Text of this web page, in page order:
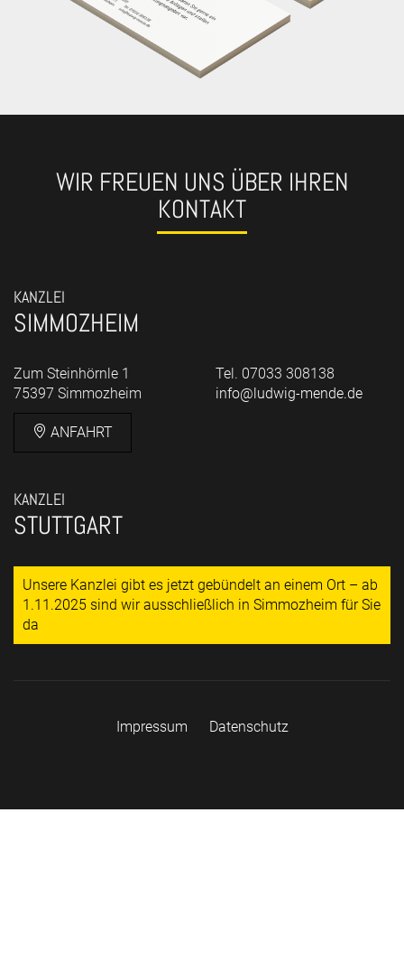
WIR FREUEN UNS ÜBER IHREN
KONTAKT
KANZLEI
SIMMOZHEIM
Zum Steinhörnle 1
75397 Simmozheim
ANFAHRT
Tel. 07033 308138
info@ludwig-mende.de
KANZLEI
STUTTGART
Unsere Kanzlei gibt es jetzt gebündelt an einem Ort – ab
1.11.2025 sind wir ausschließlich in Simmozheim für Sie
da
Impressum Datenschutz